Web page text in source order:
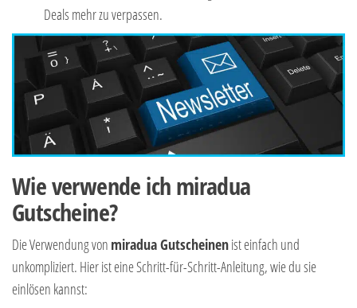
Deals mehr zu verpassen.
Wie verwende ich miradua
Gutscheine?
Die Verwendung von miradua Gutscheinenist einfach und
unkompliziert. Hier ist eine Schritt-für-Schritt-Anleitung, wie du sie
einlösen kannst: